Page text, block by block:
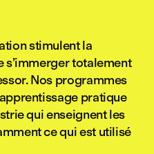
stimulent la
totalement
Nos programmes
pratique
qui enseignent les
ce qui est utilisé